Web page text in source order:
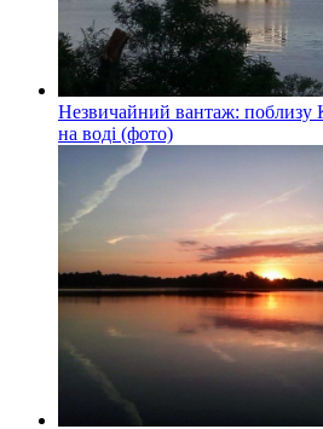
Незвичайний вантаж: поблизу
на воді (фото)